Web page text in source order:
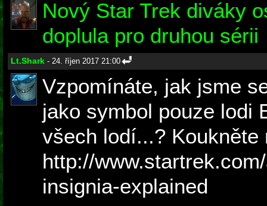
Nový Star Trek diváky
doplula pro druhou sérii
Lt.Shark - 24. říjen 2017 21:00
Vzpomínáte, jak jsme
jako symbol pouze lodi
všech lodí...? Koukněte
http://
insignia-explained